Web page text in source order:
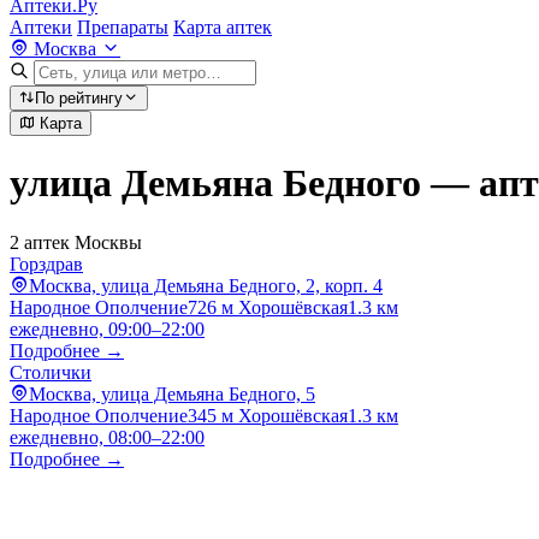
Аптеки.Ру
Аптеки Препараты Карта аптек
Москва
По рейтингу
Карта
улица Демьяна Бедного —
2 аптек Москвы
Горздрав
Москва, улица Демьяна Бедного, 2, корп. 4
Народное Ополчение726 м Хорошёвская1.3 км
ежедневно, 09:00–22:00
Подробнее →
Столички
Москва, улица Демьяна Бедного, 5
Народное Ополчение345 м Хорошёвская1.3 км
ежедневно, 08:00–22:00
Подробнее →